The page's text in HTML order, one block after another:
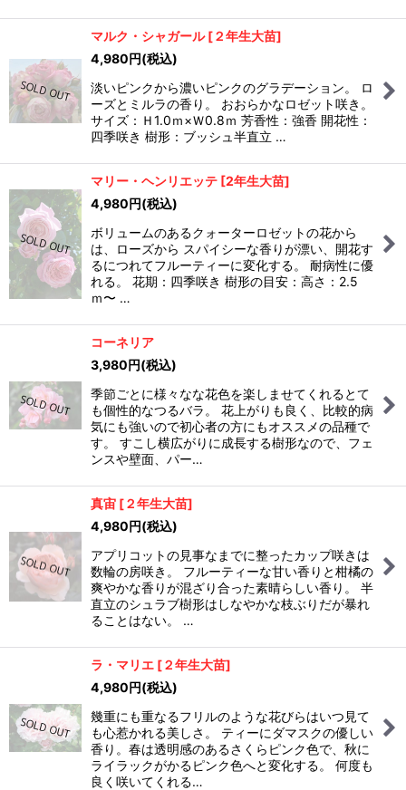
マルク・シャガール [２年生大苗]
4,980円(税込)
淡いピンクから濃いピンクのグラデーション。 ロ
ーズとミルラの香り。 おおらかなロゼット咲き。
サイズ：Ｈ1.0ｍ×Ｗ0.8ｍ 芳香性：強香 開花性：
四季咲き 樹形：ブッシュ半直立 …
マリー・ヘンリエッテ [2年生大苗]
4,980円(税込)
ボリュームのあるクォーターロゼットの花から
は、ローズから スパイシーな香りが漂い、開花す
るにつれてフルーティーに変化する。 耐病性に優
れる。 花期：四季咲き 樹形の目安：高さ：2.5
ｍ〜 …
コーネリア
3,980円(税込)
季節ごとに様々なな花色を楽しませてくれるとて
も個性的なつるバラ。 花上がりも良く、比較的病
気にも強いので初心者の方にもオススメの品種で
す。 すこし横広がりに成長する樹形なので、フェ
ンスや壁面、パー…
真宙 [２年生大苗]
4,980円(税込)
アプリコットの見事なまでに整ったカップ咲きは
数輪の房咲き。 フルーティーな甘い香りと柑橘の
爽やかな香りが混ざり合った素晴らしい香り。 半
直立のシュラブ樹形はしなやかな枝ぶりだが暴れ
ることはない。 …
ラ・マリエ [２年生大苗]
4,980円(税込)
幾重にも重なるフリルのような花びらはいつ見て
も心惹かれる美しさ。 ティーにダマスクの優しい
香り。春は透明感のあるさくらピンク色で、秋に
ライラックがかるピンク色へと変化する。 何度も
良く咲いてくれる…